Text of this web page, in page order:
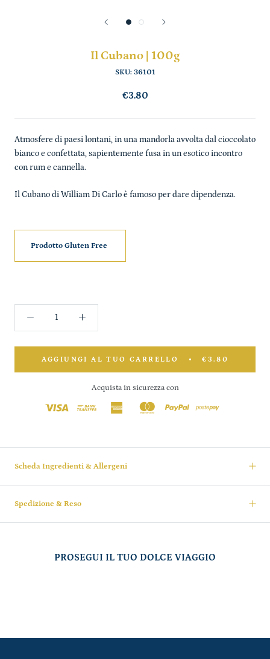
Il Cubano | 100g
SKU: 36101
€3.80
Atmosfere di paesi lontani, in una mandorla avvolta dal cioccolato
bianco e confettata, sapientemente fusa in un esotico incontro
con rum e cannella.
Il Cubano di William Di Carlo è famoso per dare dipendenza.
Prodotto Gluten Free
AGGIUNGI AL TUO CARRELLO €3.80
Acquista in sicurezza con
Scheda Ingredienti & Allergeni
Spedizione & Reso
PROSEGUI IL TUO DOLCE VIAGGIO